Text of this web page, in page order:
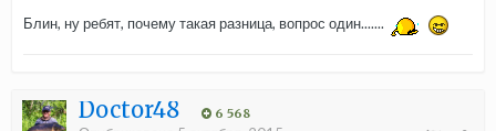
Блин, ну ребят, почему такая разница, вопрос один.......
Doctor48 6 568